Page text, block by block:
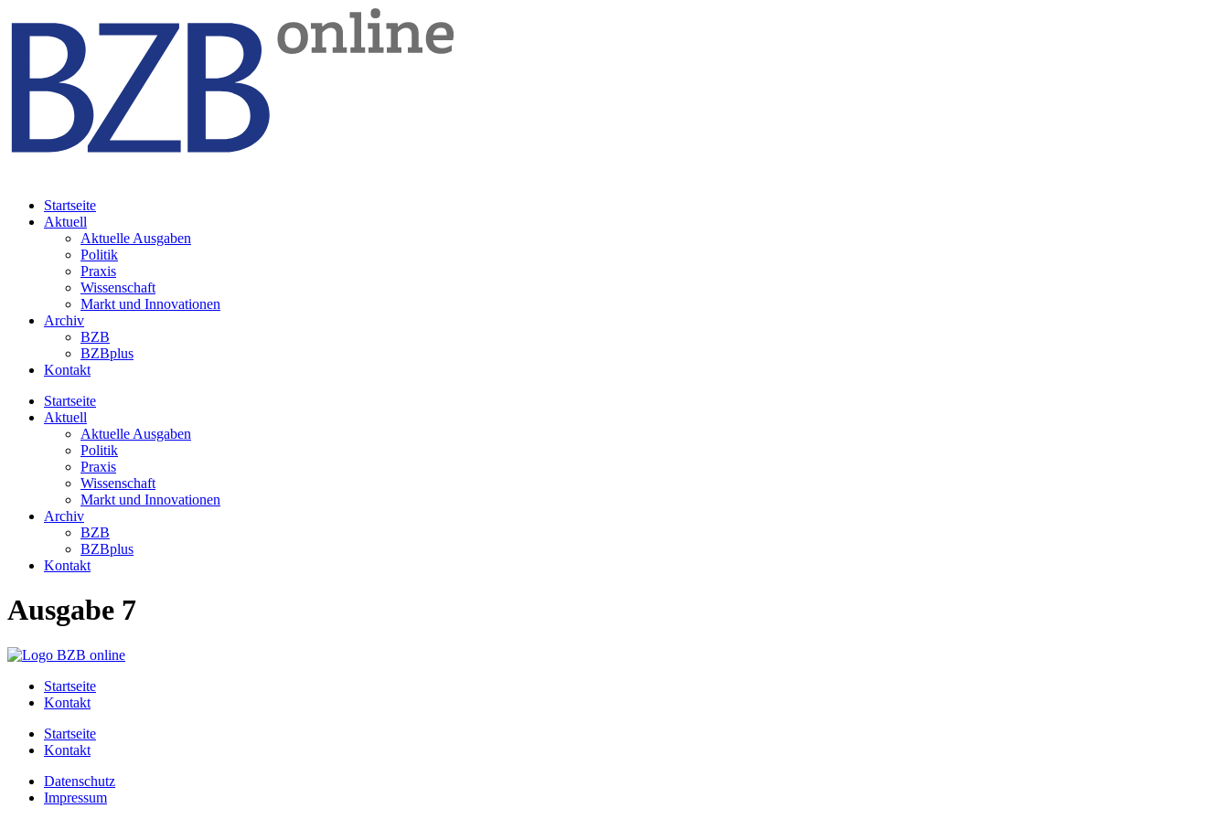
Startseite
Aktuell
Aktuelle Ausgaben
Politik
Praxis
Wissenschaft
Markt und Innovationen
Archiv
BZB
BZBplus
Kontakt
Startseite
Aktuell
Aktuelle Ausgaben
Politik
Praxis
Wissenschaft
Markt und Innovationen
Archiv
BZB
BZBplus
Kontakt
Ausgabe 7
Startseite
Kontakt
Startseite
Kontakt
Datenschutz
Impressum